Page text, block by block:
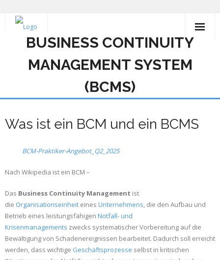
Schulungen
Projekte
BUSINESS CONTINUITY
MANAGEMENT SYSTEM
(BCMS)
Was ist ein BCM und ein BCMS
BCM-Praktiker-Angebot_Q2_2025
Nach Wikipedia ist ein BCM –
Das Business Continuity Management ist
die Organisationseinheit eines Unternehmens, die den Aufbau und
Betrieb eines leistungsfähigen Notfall- und
Krisenmanagements zwecks systematischer Vorbereitung auf die
Bewältigung von Schadenereignissen bearbeitet. Dadurch soll erreicht
werden, dass wichtige Geschäftsprozesse selbst in kritischen